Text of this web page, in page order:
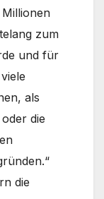
zum
und für
als
die
die